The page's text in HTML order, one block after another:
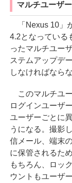
マルチユーザ
「Nexus 10」
4.2となっている
ったマルチユー
ステムアップデ
しなければならな
このマルチユ
ログインユーザ
ユーザーごとに
うになる。撮影
信メール、端末
に保管されるた
もちろん、ロッ
ウントもユーザ